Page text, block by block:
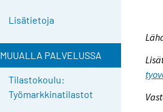
Lisätietoja
MUUALLA PALVELUSSA
Tilastokoulu:
Työmarkkinatilastot